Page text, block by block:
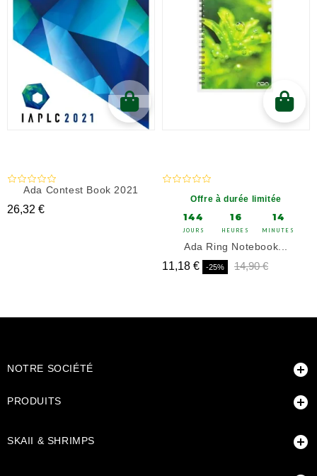
Ada Contest Book 2021
Prix
26,32 €
Offre à durée limitée
144
JOURS
16
HEURES
14
MINUTES
Ada Ring Notebook...
Prix
11,18 € -25% Prix de base
14,90 €Prix de
NOTRE SOCIÉTÉ 
PRODUITS 
SKAII & SHRIMPS 